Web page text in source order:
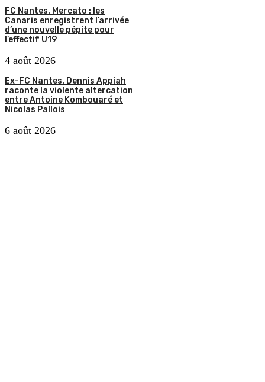
FC Nantes. Mercato : les
Canaris enregistrent l’arrivée
d’une nouvelle pépite pour
l’effectif U19
4 août 2026
Ex-FC Nantes. Dennis Appiah
raconte la violente altercation
entre Antoine Kombouaré et
Nicolas Pallois
6 août 2026